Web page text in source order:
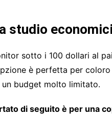
studio
sotto i 100 dollari al
è perfetta per
budget molto limitato.
di seguito è per una